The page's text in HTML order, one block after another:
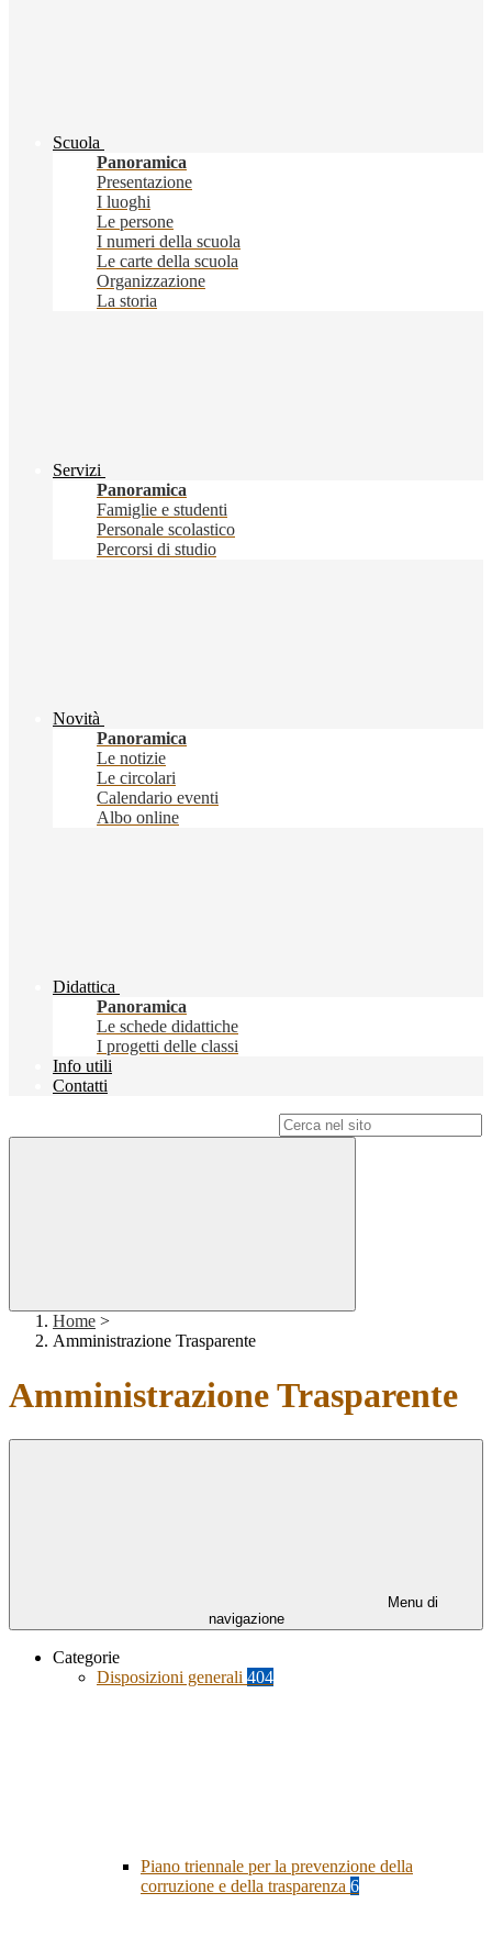
Scuola
Panoramica
Presentazione
I luoghi
Le persone
I numeri della scuola
Le carte della scuola
Organizzazione
La storia
Servizi
Panoramica
Famiglie e studenti
Personale scolastico
Percorsi di studio
Novità
Panoramica
Le notizie
Le circolari
Calendario eventi
Albo online
Didattica
Panoramica
Le schede didattiche
I progetti delle classi
Info utili
Contatti
Home >
Amministrazione Trasparente
Amministrazione Trasparente
Menu di
navigazione
Categorie
Disposizioni generali 404
Piano triennale per la prevenzione della
corruzione e della trasparenza 6